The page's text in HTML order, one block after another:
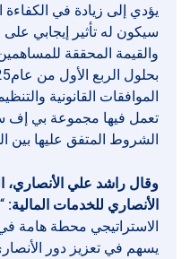
يؤدي إلى زيادة في الكفاءة
سيكون له تأثير إيجابي
والقيمة المحققة
الموافقات القانونية
تعمل فيها مجموعة بي إف
الشروط المتفق عليها بين
وقال راشد علي الأنصاري،
الأنصاري للخدمات المالية:
الاستراتيجي محطة هامة
يسهم في تعزيز دور